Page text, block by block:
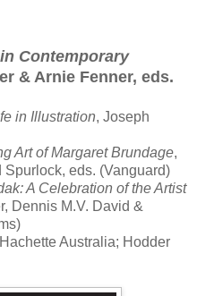
Contemporary
& Arnie Fenner, eds.
in Illustration, Joseph
Art of Margaret Brundage,
eds. (Vanguard)
A Celebration of the Artist
Dennis M.V. David &
Australia; Hodder